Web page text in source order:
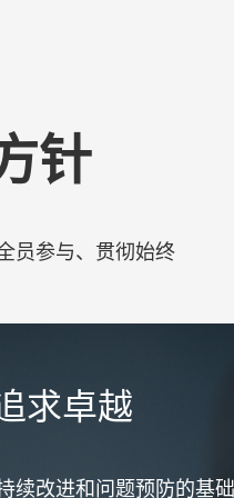
针
员参与、贯彻始终
求卓越
续改进和问题预防的基